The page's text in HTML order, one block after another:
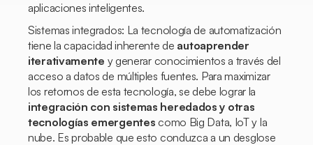
aplicaciones inteligentes.
Sistemas integrados: La tecnología de automatización
tiene la capacidad inherente de autoaprender
iterativamente y generar conocimientos a través del
acceso a datos de múltiples fuentes. Para maximizar
los retornos de esta tecnología, se debe lograr la
integración con sistemas heredados y otras
tecnologías emergentes como Big Data, IoT y la
nube. Es probable que esto conduzca a un desglose